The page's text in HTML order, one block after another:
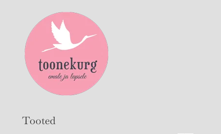
Tooted